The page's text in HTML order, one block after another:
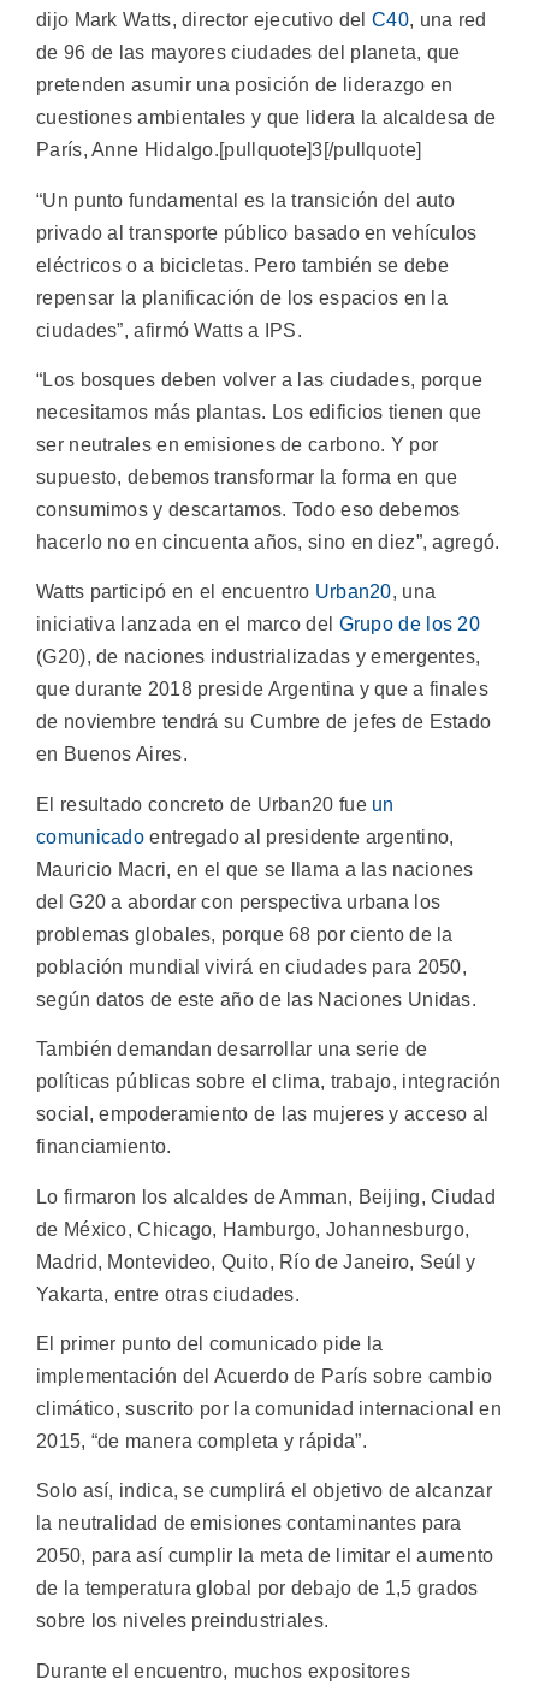
dijo Mark Watts, director ejecutivo delC40, una red
de 96 de las mayores ciudades del planeta, que
pretenden asumir una posición de liderazgo en
cuestiones ambientales y que lidera la alcaldesa de
París, Anne Hidalgo.[pullquote]3[/pullquote]
“Un punto fundamental es la transición del auto
privado al transporte público basado en vehículos
eléctricos o a bicicletas. Pero también se debe
repensar la planificación de los espacios en la
ciudades”, afirmó Watts a IPS.
“Los bosques deben volver a las ciudades, porque
necesitamos más plantas. Los edificios tienen que
ser neutrales en emisiones de carbono. Y por
supuesto, debemos transformar la forma en que
consumimos y descartamos. Todo eso debemos
hacerlo no en cincuenta años, sino en diez”, agregó.
Watts participó en el encuentro Urban20, una
iniciativa lanzada en el marco del Grupo de los 20
(G20), de naciones industrializadas y emergentes,
que durante 2018 preside Argentina y que a finales
de noviembre tendrá su Cumbre de jefes de Estado
en Buenos Aires.
El resultado concreto de Urban20 fue un
comunicado entregado al presidente argentino,
Mauricio Macri, en el que se llama a las naciones
del G20 a abordar con perspectiva urbana los
problemas globales, porque 68 por ciento de la
población mundial vivirá en ciudades para 2050,
según datos de este año de las Naciones Unidas.
También demandan desarrollar una serie de
políticas públicas sobre el clima, trabajo, integración
social, empoderamiento de las mujeres y acceso al
financiamiento.
Lo firmaron los alcaldes de Amman, Beijing, Ciudad
de México, Chicago, Hamburgo, Johannesburgo,
Madrid, Montevideo, Quito, Río de Janeiro, Seúl y
Yakarta, entre otras ciudades.
El primer punto del comunicado pide la
implementación del Acuerdo de París sobre cambio
climático, suscrito por la comunidad internacional en
2015, “de manera completa y rápida”.
Solo así, indica, se cumplirá el objetivo de alcanzar
la neutralidad de emisiones contaminantes para
2050, para así cumplir la meta de limitar el aumento
de la temperatura global por debajo de 1,5 grados
sobre los niveles preindustriales.
Durante el encuentro, muchos expositores